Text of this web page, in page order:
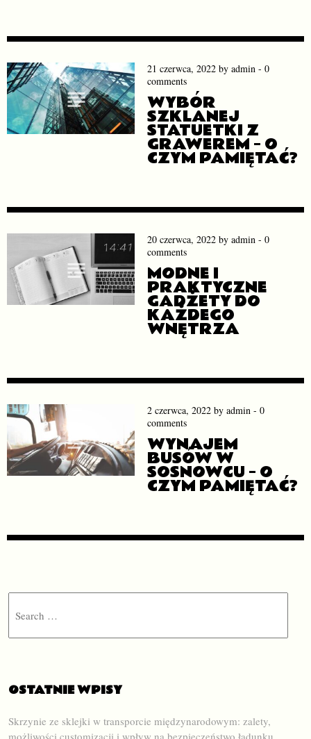
21 czerwca, 2022by admin - 0
comments
WYBÓR
SZKLANEJ
STATUETKI Z
GRAWEREM – O
CZYM PAMIĘTAĆ?
20 czerwca, 2022by admin - 0
comments
MODNE I
PRAKTYCZNE
GADŻETY DO
KAŻDEGO
WNĘTRZA
2 czerwca, 2022by admin - 0
comments
WYNAJEM
BUSÓW W
SOSNOWCU – O
CZYM PAMIĘTAĆ?
OSTATNIE WPISY
Skrzynie ze sklejki w transporcie międzynarodowym: zalety,